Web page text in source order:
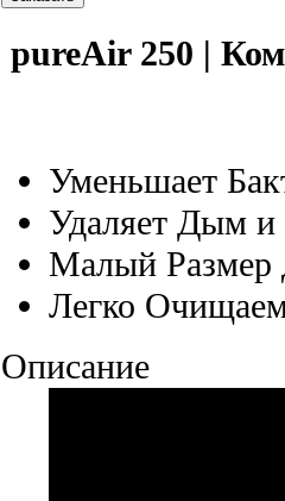
pureAir 250 |
Уменьшает
Удаляет Дым и
Малый Размер
Легко
Описание